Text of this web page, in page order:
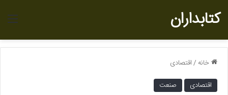
کتابداران
خانه /اقتصادی
اقتصادی
صنعت